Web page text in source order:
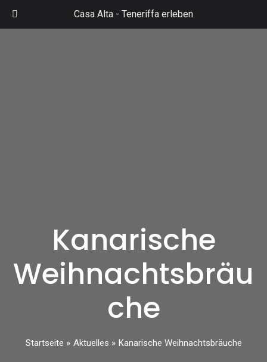
Casa Alta - Teneriffa erleben
Kanarische
Weihnachtsbräu
che
Startseite Aktuelles Kanarische Weihnachtsbräuche